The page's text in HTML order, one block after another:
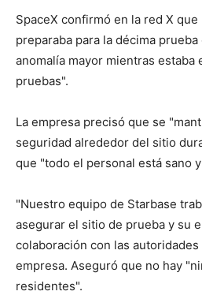
SpaceX confirmó en la red X
preparaba para la décima
anomalía mayor mientras estaba
pruebas".
La empresa precisó que se
seguridad alrededor del sitio
que "todo el personal está sano
"Nuestro equipo de Starbase
asegurar el sitio de prueba y su
colaboración con las
empresa. Aseguró que no hay
residentes".